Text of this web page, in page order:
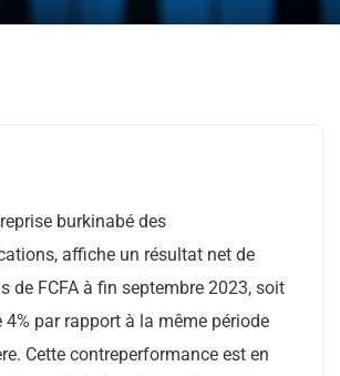
burkinabé des
affiche un résultat net de
de FCFA à fin septembre 2023, soit
4% par rapport à la même période
Cette contreperformance est en